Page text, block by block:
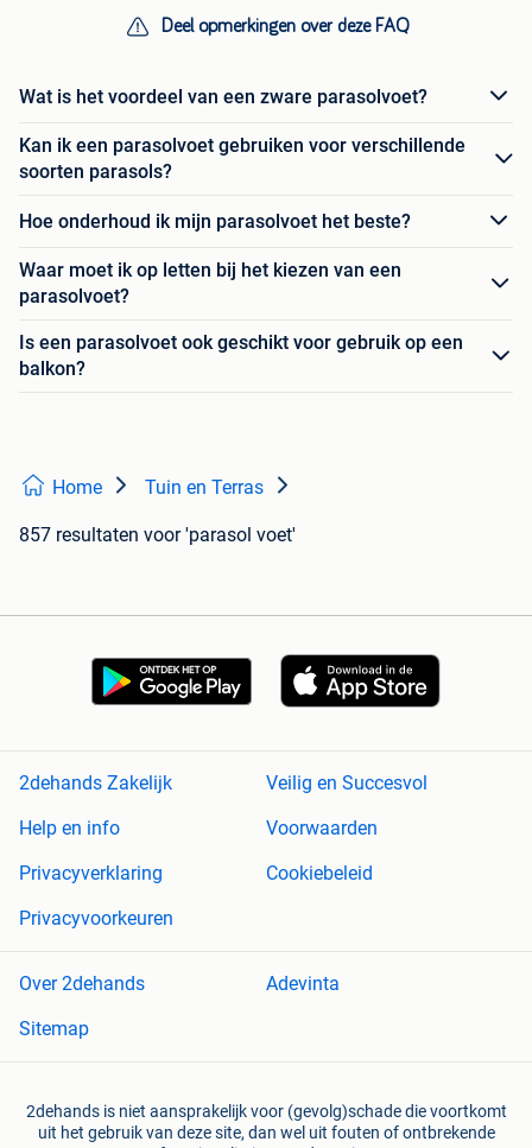
Deel opmerkingen over deze FAQ
Wat is het voordeel van een zware parasolvoet?
Kan ik een parasolvoet gebruiken voor verschillende
soorten parasols?
Hoe onderhoud ik mijn parasolvoet het beste?
Waar moet ik op letten bij het kiezen van een
parasolvoet?
Is een parasolvoet ook geschikt voor gebruik op een
balkon?
Home Tuin en Terras
857 resultaten voor 'parasol voet'
2dehands Zakelijk
Veilig en Succesvol
Help en info
Voorwaarden
Privacyverklaring
Cookiebeleid
Privacyvoorkeuren
Over 2dehands
Adevinta
Sitemap
2dehands is niet aansprakelijk voor (gevolg)schade die voortkomt
uit het gebruik van deze site, dan wel uit fouten of ontbrekende